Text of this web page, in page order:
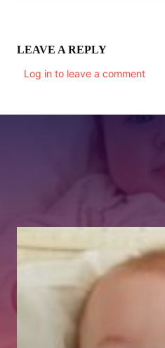
LEAVE A REPLY
Log in to leave a comment